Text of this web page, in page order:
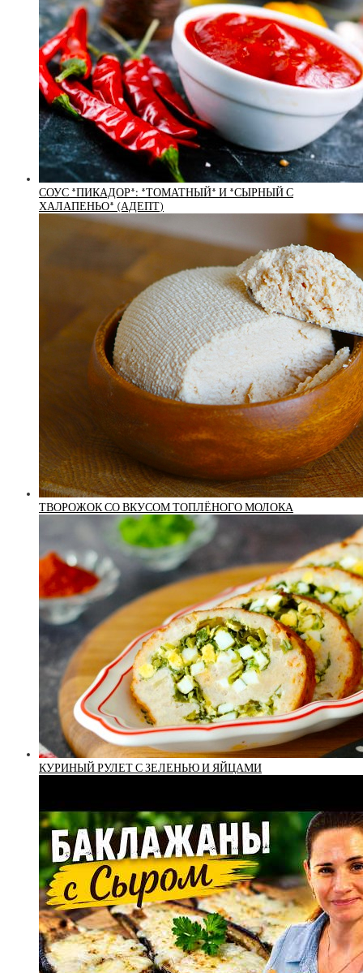
СОУС *ПИКАДОР*: *ТОМАТНЫЙ* И *СЫРНЫЙ С
ХАЛАПЕНЬО* (АДЕПТ)
ТВОРОЖОК СО ВКУСОМ ТОПЛЁНОГО МОЛОКА
КУРИНЫЙ РУЛЕТ С ЗЕЛЕНЬЮ И ЯЙЦАМИ